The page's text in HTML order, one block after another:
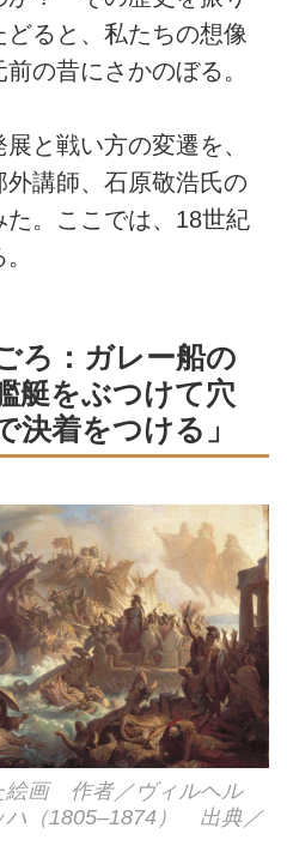
ると、私たちの想像
の昔にさかのぼる。
と戦い方の変遷を、
講師、石原敬浩氏の
。ここでは、18世紀
ろ：ガレー船の
艇をぶつけて穴
決着をつける」
絵画 作者／ヴィルヘル
ハ（1805–1874） 出典／